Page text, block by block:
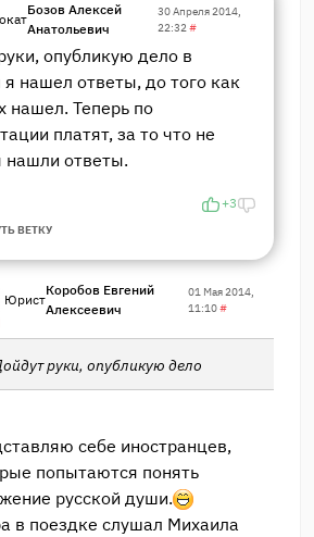
Бозов Алексей
Анатольевич
30 Апреля 2014,
22:32#
опубликую дело в
я нашел ответы, до того как
нашел. Теперь по
платят, за то что не
нашли ответы.
+3
ВЕТКУ
Юрист
Коробов Евгений
Алексеевич
01 Мая 2014,
11:10#
руки, опубликую дело
себе иностранцев,
попытаются понять
русской души.
в поездке слушал Михаила